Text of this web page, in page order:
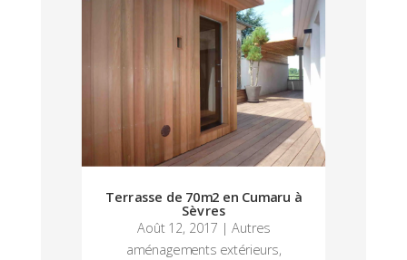
Terrasse de 70m2 en Cumaru à
Sèvres
Août 12, 2017 |Autres
aménagements extérieurs,